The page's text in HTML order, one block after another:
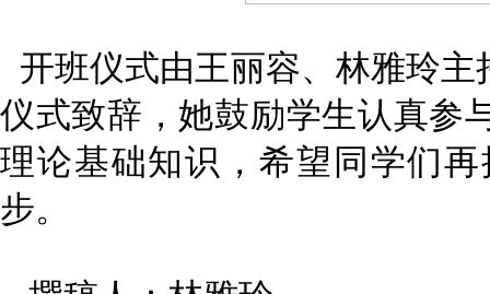
开班仪式由王丽容、林雅玲
仪式致辞，她鼓励学生认真参
理论基础知识，希望同学们
步。